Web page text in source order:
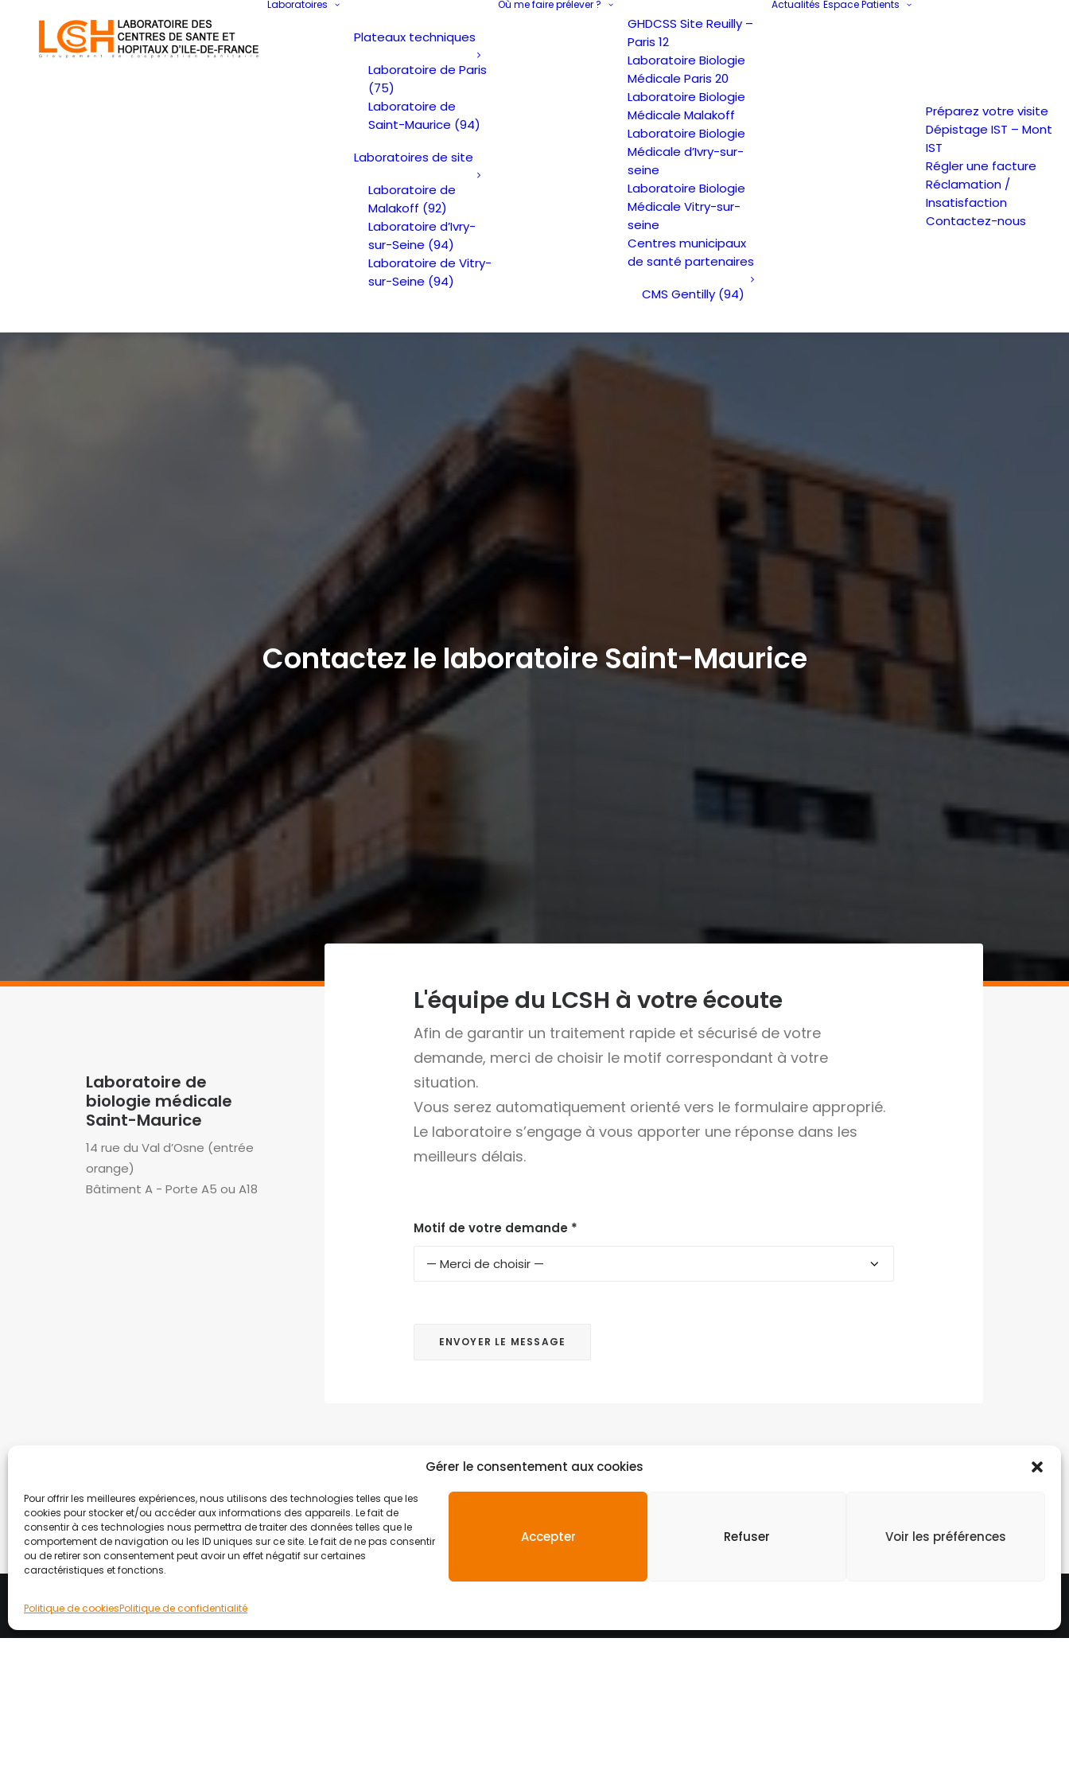
Gérer le consentement aux cookies
Pour offrir les meilleures expériences, nous utilisons des technologies telles que les
cookies pour stocker et/ou accéder aux informations des appareils. Le fait de
consentir à ces technologies nous permettra de traiter des données telles que le
comportement de navigation ou les ID uniques sur ce site. Le fait de ne pas consentir
ou de retirer son consentement peut avoir un effet négatif sur certaines
caractéristiques et fonctions.
Accepter Refuser Voir les préférences
Politique de cookiesPolitique de confidentialité
Laboratoires
Plateaux techniques
Laboratoire de Paris
(75)
Laboratoire de
Saint-Maurice (94)
Laboratoires de site
Laboratoire de
Malakoff (92)
Laboratoire d’Ivry-
sur-Seine (94)
Laboratoire de Vitry-
sur-Seine (94)
Où me faire prélever ?
GHDCSS Site Reuilly –
Paris 12
Laboratoire Biologie
Médicale Paris 20
Laboratoire Biologie
Médicale Malakoff
Laboratoire Biologie
Médicale d’Ivry-sur-
seine
Laboratoire Biologie
Médicale Vitry-sur-
seine
Centres municipaux
de santé partenaires
CMS Gentilly (94)
Actualités Espace Patients
Préparez votre visite
Dépistage IST – Mont
IST
Régler une facture
Réclamation /
Insatisfaction
Contactez-nous
Contactez le laboratoire Saint-Maurice
Laboratoire de
biologie médicale
Saint-Maurice
14 rue du Val d’Osne (entrée
orange)
Bâtiment A - Porte A5 ou A18
L'équipe du LCSH à votre écoute
Afin de garantir un traitement rapide et sécurisé de votre
demande, merci de choisir le motif correspondant à votre
situation.
Vous serez automatiquement orienté vers le formulaire approprié.
Le laboratoire s’engage à vous apporter une réponse dans les
meilleurs délais.
Motif de votre demande *